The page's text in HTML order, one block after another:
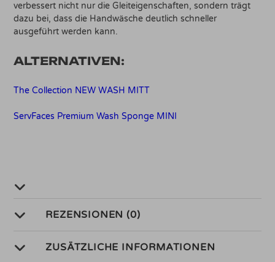
verbessert nicht nur die Gleiteigenschaften, sondern trägt
dazu bei, dass die Handwäsche deutlich schneller
ausgeführt werden kann.
ALTERNATIVEN:
The Collection NEW WASH MITT
ServFaces Premium Wash Sponge MINI
REZENSIONEN (0)
ZUSÄTZLICHE INFORMATIONEN